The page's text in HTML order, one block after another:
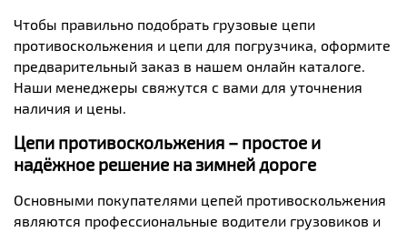
Чтобы правильно подобрать грузовые цепи
противоскольжения и цепи для погрузчика, оформите
предварительный заказ в нашем онлайн каталоге.
Наши менеджеры свяжутся с вами для уточнения
наличия и цены.
Цепи противоскольжения – простое и
надёжное решение на зимней дороге
Основными покупателями цепей противоскольжения
являются профессиональные водители грузовиков и